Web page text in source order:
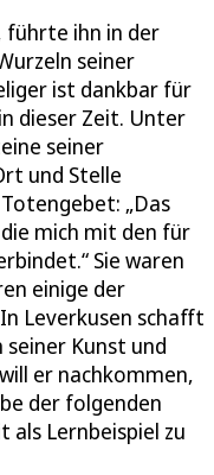
führte ihn in der
seiner
ist dankbar für
dieser Zeit. Unter
seiner
und Stelle
„Das
mich mit den für
Sie waren
einige der
Leverkusen schafft
seiner Kunst und
er nachkommen,
der folgenden
als Lernbeispiel zu